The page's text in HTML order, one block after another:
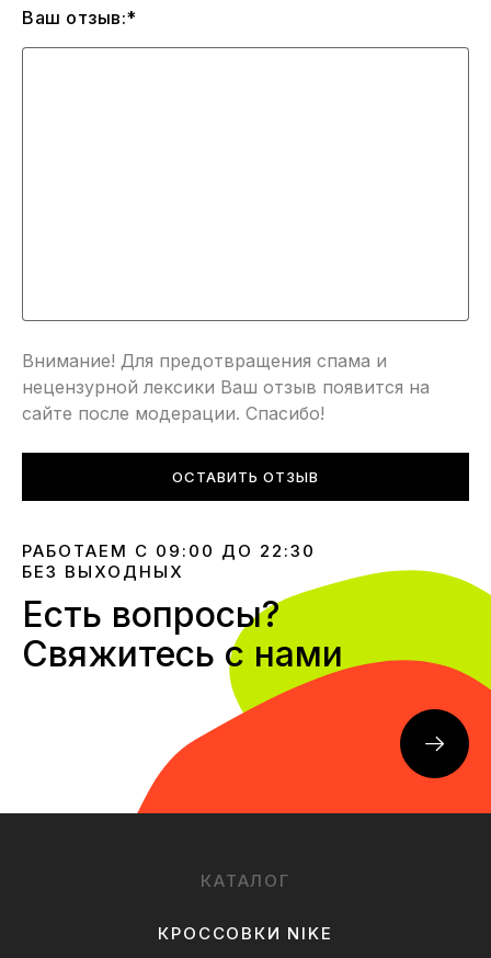
Ваш отзыв:*
Внимание! Для предотвращения спама и
нецензурной лексики Ваш отзыв появится на
сайте после модерации. Спасибо!
ОСТАВИТЬ ОТЗЫВ
РАБОТАЕМ С 09:00 ДО 22:30
БЕЗ ВЫХОДНЫХ
Есть вопросы?
Свяжитесь с нами
КАТАЛОГ
КРОССОВКИ NIKE